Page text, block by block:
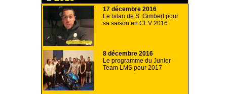
17 décembre 2016
Le bilan de S. Gimbert pour
sa saison en CEV 2016
8 décembre 2016
Le programme du Junior
Team LMS pour 2017